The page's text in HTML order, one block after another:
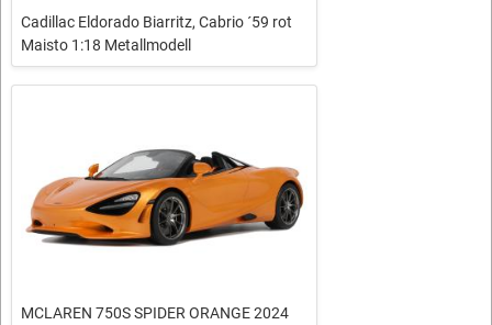
Cadillac Eldorado Biarritz, Cabrio ´59 rot
Maisto 1:18 Metallmodell
MCLAREN 750S SPIDER ORANGE 2024